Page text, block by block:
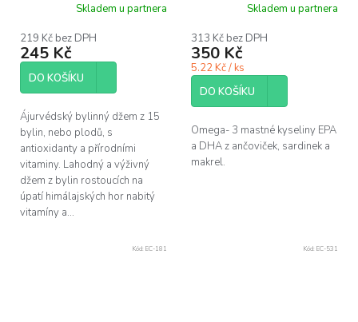
Skladem u partnera
219 Kč bez DPH
245 Kč
DO KOŠÍKU
Ájurvédský bylinný džem z 15
bylin, nebo plodů, s
antioxidanty a přírodními
vitaminy. Lahodný a výživný
džem z bylin rostoucích na
úpatí himálajských hor nabitý
vitamíny a...
Skladem u partnera
313 Kč bez DPH
350 Kč
5.22 Kč / ks
DO KOŠÍKU
Omega- 3 mastné kyseliny EPA
a DHA z ančoviček, sardinek a
makrel.
Kód: EC-181 Kód: EC-531